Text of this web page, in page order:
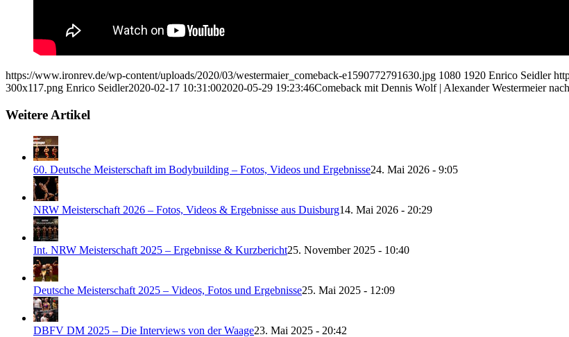
https://www.ironrev.de/wp-content/uploads/2020/03/westermaier_comeback-e1590772791630.jpg 1080 1920 Enrico Seidler
300x117.png Enrico Seidler2020-02-17 10:31:002020-05-29 19:23:46Comeback mit Dennis Wolf | Alexander Westermeier
Weitere Artikel
60. Deutsche Meisterschaft im Bodybuilding – Fotos, Videos und Ergebnisse24. Mai 2026 - 9:05
NRW Meisterschaft 2026 – Fotos, Videos & Ergebnisse aus Duisburg14. Mai 2026 - 20:29
Int. NRW Meisterschaft 2025 – Ergebnisse & Kurzbericht25. November 2025 - 10:40
Deutsche Meisterschaft 2025 – Videos, Fotos und Ergebnisse25. Mai 2025 - 12:09
DBFV DM 2025 – Die Interviews von der Waage23. Mai 2025 - 20:42